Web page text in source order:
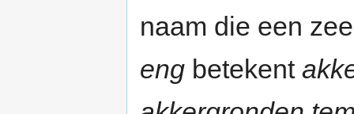
naam die een
eng betekent